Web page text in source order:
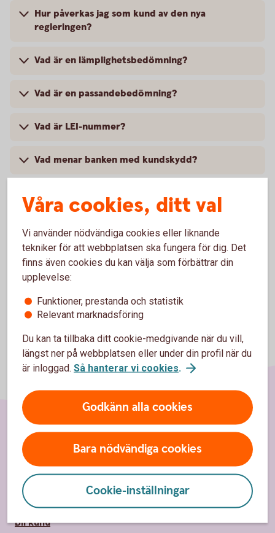
Hur påverkas jag som kund av den nya
regleringen?
Vad är en lämplighetsbedömning?
Vad är en passandebedömning?
Vad är LEI-nummer?
Vad menar banken med kundskydd?
Vad innebär bästa orderutförande (best
execution)?
Var kan jag hitta mer information om MiFID2?
Våra cookies, ditt val
Vi använder nödvändiga cookies eller liknande
tekniker för att webbplatsen ska fungera för dig. Det
finns även cookies du kan välja som förbättrar din
upplevelse:
Funktioner, prestanda och statistik
Relevant marknadsföring
Du kan ta tillbaka ditt cookie-medgivande när du vill,
längst ner på webbplatsen eller under din profil när du
är inloggad. Så hanterar vi cookies.
Godkänn alla cookies
Bara nödvändiga cookies
Cookie-inställningar
Sidfot
Hitta snabbt
Kontakta oss
Spärrhjälp
Bli kund